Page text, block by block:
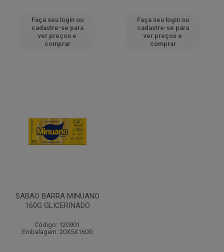
Faça seu login ou
cadastre-se para
ver preços e
comprar
Faça seu login ou
cadastre-se para
ver preços e
comprar
SABAO BARRA MINUANO
160G GLICERINADO
Código: 120901
Embalagem: 20X5X160G